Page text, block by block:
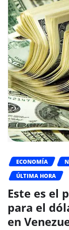
ECONOMÍA
ÚLTIMA HORA
Este es el
para el
en